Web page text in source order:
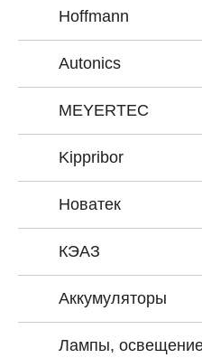
Hoffmann
Autonics
MEYERTEC
Kippribor
Новатек
КЭАЗ
Аккумуляторы
Лампы,